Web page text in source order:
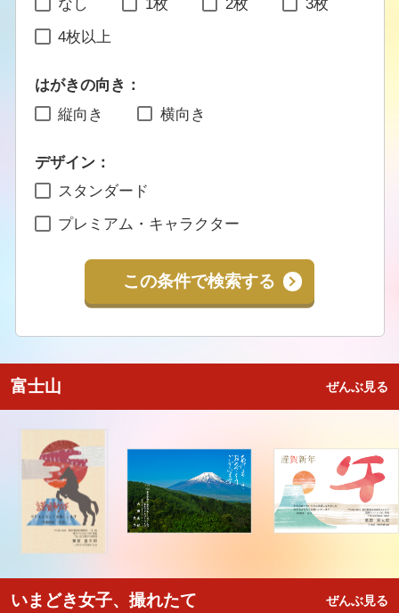
なし
1枚 2枚 3枚
4枚以上
はがきの向き：
縦向き
横向き
デザイン：
スタンダード
プレミアム・キャラクター
この条件で検索する
富士山 ぜんぶ見る
いまどき女子、撮れたて ぜんぶ見る